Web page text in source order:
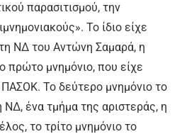
παρασιτισμού, την
Το ίδιο είχε
ΝΔ του Αντώνη Σαμαρά, η
πρώτο μνημόνιο, που είχε
Το δεύτερο μνημόνιο το
ένα τμήμα της αριστεράς, η
το τρίτο μνημόνιο το